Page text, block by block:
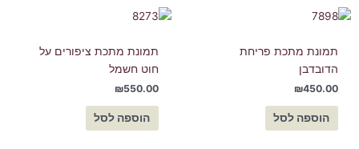
תמונת מתכת פריחת
הדובדבן
₪450.00
הוספה לסל
תמונת מתכת ציפורים על
חוט חשמל
₪550.00
הוספה לסל